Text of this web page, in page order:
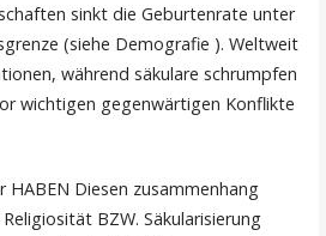
sinkt die Geburtenrate unter
(siehe Demografie ). Weltweit
während säkulare schrumpfen
wichtigen gegenwärtigen Konflikte
HABEN Diesen zusammenhang
BZW. Säkularisierung